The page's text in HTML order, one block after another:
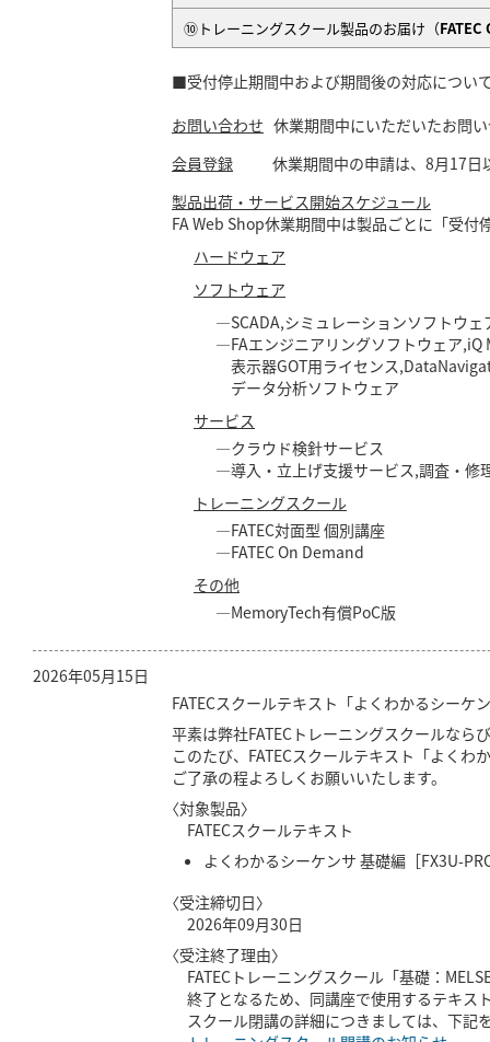
⑩トレーニングスクール製品のお届け（
■受付停止期間中および期間後の対応につい
お問い合わせ 休業期間中にいただいたお問
会員登録 休業期間中の申請は、8月17日
製品出荷・サービス開始スケジュール
FA Web Shop休業期間中は製品ごとに「受
ハードウェア
ソフトウェア
―SCADA,シミュレーションソフ
―FAエンジニアリングソフトウェア
表示器GOT用ライセンス
データ分析ソフトウェア
サービス
―クラウド検針サービス ：
―導入・立上げ支援サービス,調
トレーニングスクール
―FATEC対面型 個別講座
―FATEC On Demand ：
その他
―MemoryTech有償PoC版
2026年05月15日
FATECスクールテキスト「よくわかるシーケ
平素は弊社FATECトレーニングスクールな
このたび、FATECスクールテキスト「よく
ご了承の程よろしくお願いいたします。
〈対象製品〉
FATECスクールテキスト
よくわかるシーケンサ 基礎編［FX3U-
〈受注締切日〉
2026年09月30日
〈受注終了理由〉
FATECトレーニングスクール「基礎：
終了となるため、同講座で使用するテキス
スクール閉講の詳細につきましては、下記